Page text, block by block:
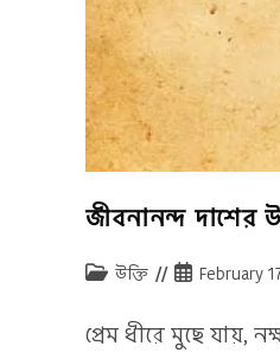
জীবনানন্দ দাশের
Postউক্তি
PostFebruary
প্রেম ধীরে মুছে যায়,